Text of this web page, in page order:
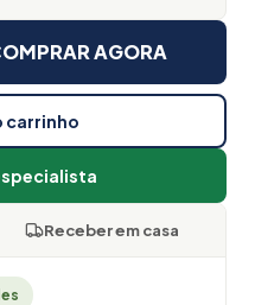
AGORA
carrinho
Receber em casa